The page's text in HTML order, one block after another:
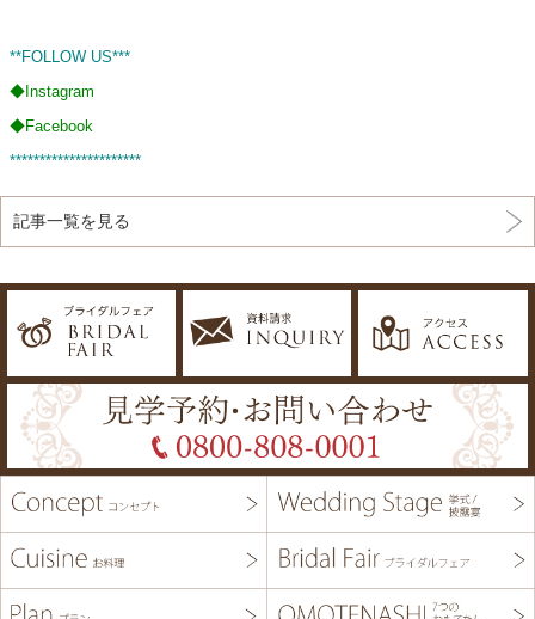
**FOLLOW US***
◆ Instagram
◆Facebook
**********************
記事一覧を見る